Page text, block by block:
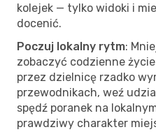
kolejek — tylko widoki i
docenić.
Poczuj lokalny rytm:
zobaczyć codzienne
przez dzielnicę rzadko
przewodnikach, weź
spędź poranek na
prawdziwy charakter